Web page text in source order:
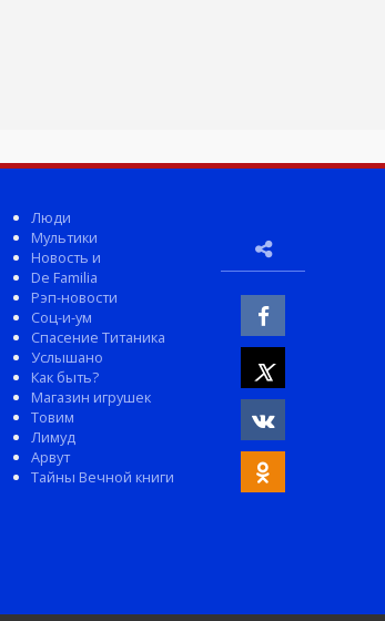
Люди
Мультики
Новость и
De Familia
Рэп-новости
Соц-и-ум
Спасение Титаника
Услышано
Как быть?
Магазин игрушек
Товим
Лимуд
Арвут
Тайны Вечной книги